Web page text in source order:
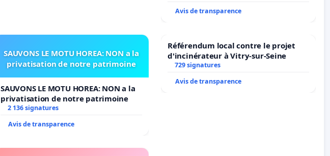
Avis de transparence
SAUVONS LE MOTU HOREA: NON a la
privatisation de notre patrimoine
SAUVONS LE MOTU HOREA: NON a la
privatisation de notre patrimoine
2 136 signatures
Avis de transparence
Référendum local contre le projet
d'incinérateur à Vitry-sur-Seine
729 signatures
Avis de transparence